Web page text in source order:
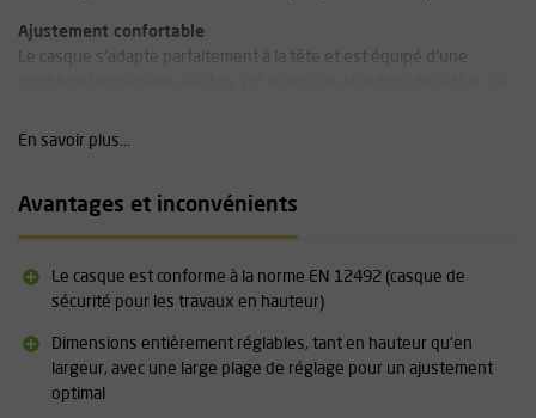
Ajustement confortable
Le casque s'adapte parfaitement à la tête et est équipé d'une
confort. Au lieu d'une fixation par velcro, la doublure est fixée à
Extensible avec des accessoires
possible de fixer des casques antibruit directement sur le casque.
Le casque peut ainsi être entièrement personnalisé selon vos
Caractéristiques techniques :
Jugulaire réglable en cuir écologique
En savoir plus...
Avantages et inconvénients
Le casque est conforme à la norme EN 12492 (casque de
sécurité pour les travaux en hauteur)
Dimensions entièrement réglables, tant en hauteur qu'en
largeur, avec une large plage de réglage pour un ajustement
optimal